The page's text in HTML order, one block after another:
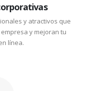
y atractivos que
y mejoran tu
línea.